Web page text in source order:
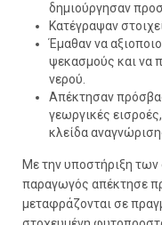
δημιούργησαν
Κατέγραψαν
Έμαθαν να
ψεκασμούς και να
νερού.
Απέκτησαν
γεωργικές
κλείδα
Με την υποστήριξη
παραγωγός απέκτησε
μεταφράζονται σε